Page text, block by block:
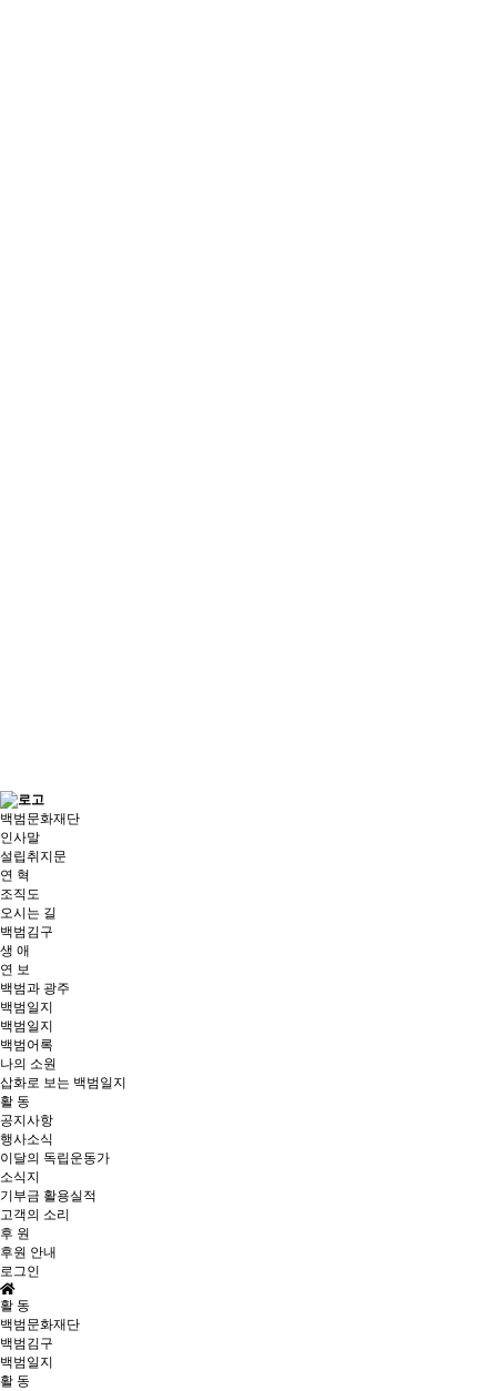
백범문화재단
인사말
설립취지문
연 혁
조직도
오시는 길
백범김구
생 애
연 보
백범과 광주
백범일지
백범일지
백범어록
나의 소원
삽화로 보는 백범일지
활 동
공지사항
행사소식
이달의 독립운동가
소식지
기부금 활용실적
고객의 소리
후 원
후원 안내
로그인
활 동
백범문화재단
백범김구
백범일지
활 동